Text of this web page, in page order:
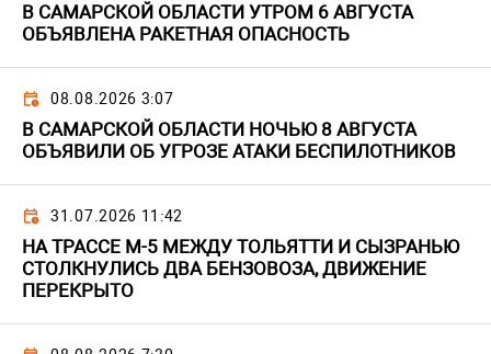
В САМАРСКОЙ ОБЛАСТИ УТРОМ 6 АВГУСТА
ОБЪЯВЛЕНА РАКЕТНАЯ ОПАСНОСТЬ
08.08.2026 3:07
В САМАРСКОЙ ОБЛАСТИ НОЧЬЮ 8 АВГУСТА
ОБЪЯВИЛИ ОБ УГРОЗЕ АТАКИ БЕСПИЛОТНИКОВ
31.07.2026 11:42
НА ТРАССЕ М-5 МЕЖДУ ТОЛЬЯТТИ И СЫЗРАНЬЮ
СТОЛКНУЛИСЬ ДВА БЕНЗОВОЗА, ДВИЖЕНИЕ
ПЕРЕКРЫТО